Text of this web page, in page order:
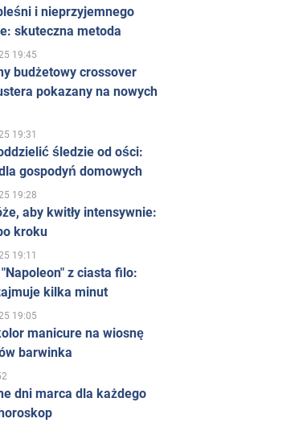
i nieprzyjemnego
skuteczna metoda
19:45
budżetowy crossover
pokazany na nowych
19:31
śledzie od ości:
gospodyń domowych
19:28
aby kwitły intensywnie:
kroku
19:11
z ciasta filo:
kilka minut
19:05
manicure na wiosnę
barwinka
dni marca dla każdego